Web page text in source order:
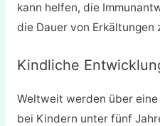
kann helfen, die
die Dauer von Erkältungen
Kindliche
Weltweit werden über
bei Kindern unter fünf